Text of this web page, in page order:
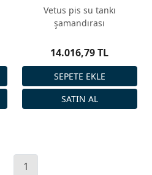
Vetus pis su tankı
şamandırası
14.016,79 TL
1